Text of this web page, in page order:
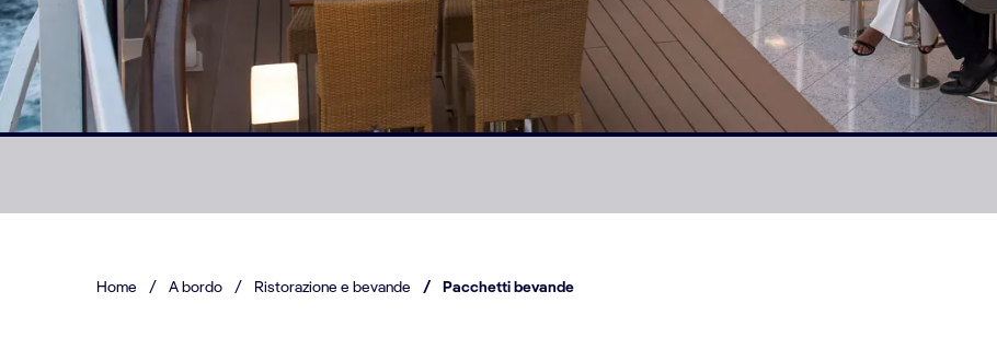
Home / A bordo / Ristorazione e bevande / Pacchetti bevande